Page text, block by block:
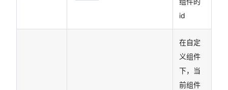
id
在自定
义组件
下，当
前组件